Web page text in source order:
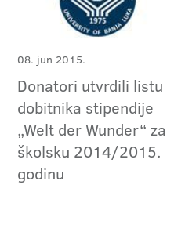
08. jun 2015.
Donatori utvrdili listu
dobitnika stipendije
„Welt der Wunder“ za
školsku 2014/2015.
godinu